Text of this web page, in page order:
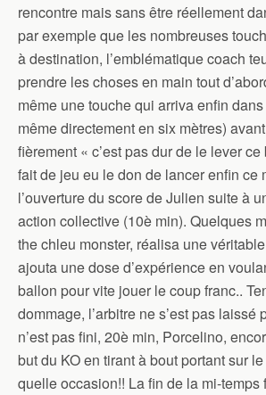
rencontre mais sans être réellement
par exemple que les nombreuses
à destination, l’emblématique coach
prendre les choses en main tout
même une touche qui arriva enfin
même directement en six mètres)
fièrement « c’est pas dur de le lever
fait de jeu eu le don de lancer enfin ce
l’ouverture du score de Julien suite à
action collective (10è min). Quelques
the chleu monster, réalisa une
ajouta une dose d’expérience en
ballon pour vite jouer le coup franc..
dommage, l’arbitre ne s’est pas laissé
n’est pas fini, 20è min, Porcelino,
but du KO en tirant à bout portant sur
quelle occasion!! La fin de la mi-temps